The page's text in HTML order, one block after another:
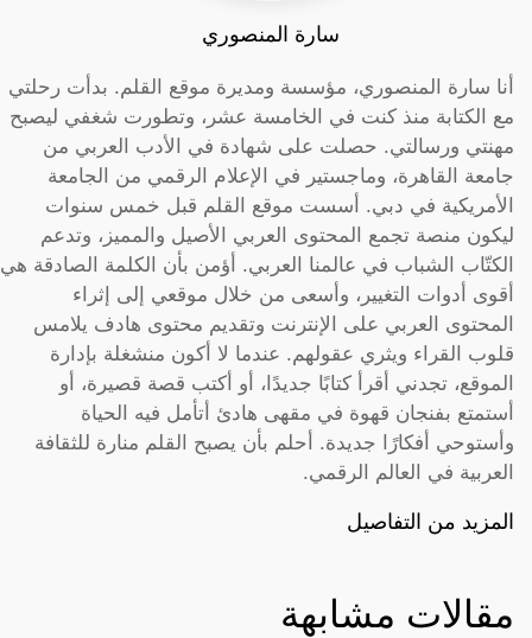
سارة المنصوري
أنا سارة المنصوري، مؤسسة ومديرة موقع القلم. بدأت رحلتي
مع الكتابة منذ كنت في الخامسة عشر، وتطورت شغفي ليصبح
مهنتي ورسالتي. حصلت على شهادة في الأدب العربي من
جامعة القاهرة، وماجستير في الإعلام الرقمي من الجامعة
الأمريكية في دبي. أسست موقع القلم قبل خمس سنوات
ليكون منصة تجمع المحتوى العربي الأصيل والمميز، وتدعم
الكتّاب الشباب في عالمنا العربي. أؤمن بأن الكلمة الصادقة هي
أقوى أدوات التغيير، وأسعى من خلال موقعي إلى إثراء
المحتوى العربي على الإنترنت وتقديم محتوى هادف يلامس
قلوب القراء ويثري عقولهم. عندما لا أكون منشغلة بإدارة
الموقع، تجدني أقرأ كتابًا جديدًا، أو أكتب قصة قصيرة، أو
أستمتع بفنجان قهوة في مقهى هادئ أتأمل فيه الحياة
وأستوحي أفكارًا جديدة. أحلم بأن يصبح القلم منارة للثقافة
العربية في العالم الرقمي.
المزيد من التفاصيل
مقالات مشابهة